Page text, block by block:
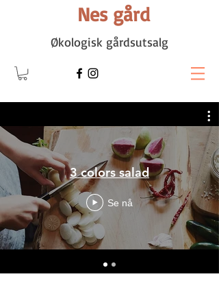
Nes gård
Økologisk gårdsutsalg
3 colors salad
Se nå